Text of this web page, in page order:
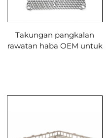
Takungan pangkalan
rawatan haba OEM untuk